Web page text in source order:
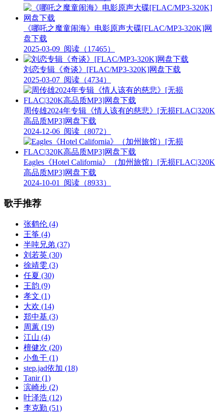
《哪吒之魔童闹海》电影原声大碟[FLAC/MP3-320K]网
盘下载
2025-03-09 阅读（17465）
刘恋专辑《奇谈》[FLAC/MP3-320K]网盘下载
2025-03-07 阅读（4734）
周传雄2024年专辑《情人该有的慈悲》[无损FLAC|320K
高品质MP3]网盘下载
2024-12-06 阅读（8072）
Eagles《Hotel California》（加州旅馆）[无损FLAC|320K
高品质MP3]网盘下载
2024-10-01
阅读（8933）
歌手推荐
张鹤伦 (4)
王筝 (4)
半吨兄弟 (37)
刘若英 (30)
徐靖雯 (3)
任夏 (30)
王韵 (9)
孝文 (1)
大欢 (14)
郑中基 (3)
周蕙 (19)
江山 (4)
檀健次 (20)
小鱼干 (1)
step.jad依加 (18)
Tanir(1)
滨崎步 (2)
叶泽浩 (12)
李克勤 (51)